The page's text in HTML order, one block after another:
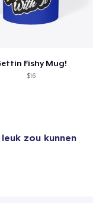
Fishy Mug!
$16
zou kunnen